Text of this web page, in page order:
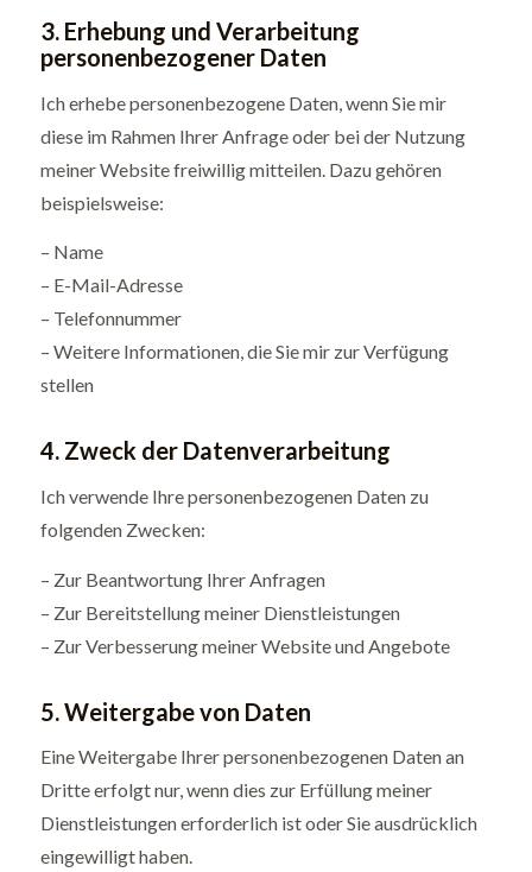
3. Erhebung und Verarbeitung
personenbezogener Daten
Ich erhebe personenbezogene Daten, wenn Sie mir
diese im Rahmen Ihrer Anfrage oder bei der Nutzung
meiner Website freiwillig mitteilen. Dazu gehören
beispielsweise:
– Name
– E-Mail-Adresse
– Telefonnummer
– Weitere Informationen, die Sie mir zur Verfügung
stellen
4. Zweck der Datenverarbeitung
Ich verwende Ihre personenbezogenen Daten zu
folgenden Zwecken:
– Zur Beantwortung Ihrer Anfragen
– Zur Bereitstellung meiner Dienstleistungen
– Zur Verbesserung meiner Website und Angebote
5. Weitergabe von Daten
Eine Weitergabe Ihrer personenbezogenen Daten an
Dritte erfolgt nur, wenn dies zur Erfüllung meiner
Dienstleistungen erforderlich ist oder Sie ausdrücklich
eingewilligt haben.